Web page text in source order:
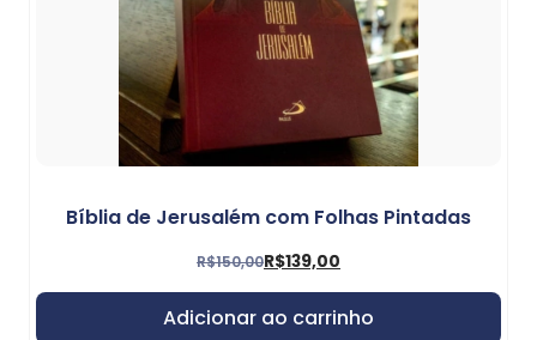
Bíblia de Jerusalém com Folhas Pintadas
R$150,00R$139,00
Adicionar ao carrinho